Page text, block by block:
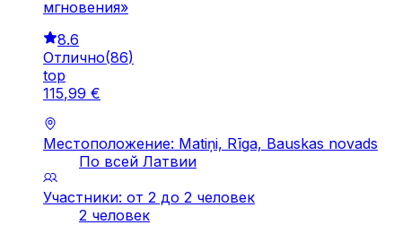
мгновения»
8.6
Отлично(86)
top
115,99 €
Местоположение: Matiņi, Rīga, Bauskas novads
По всей Латвии
Участники: от 2 до 2 человек
2 человек